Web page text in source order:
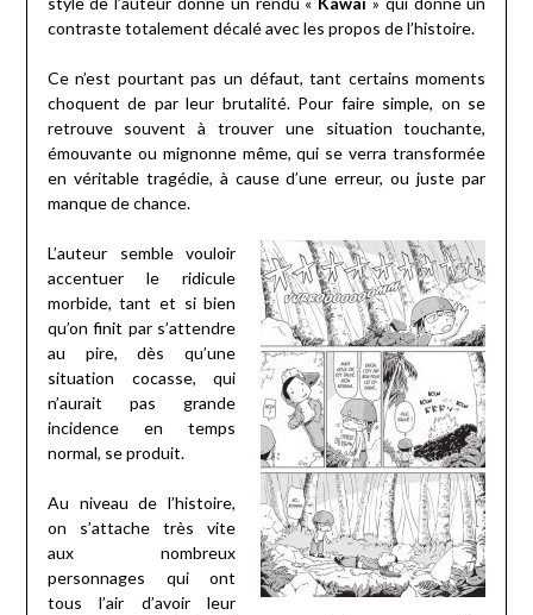
contraste totalement décalé avec les propos de l’histoire.
Ce n’est pourtant pas un défaut, tant certains moments
choquent de par leur brutalité. Pour faire simple, on se
retrouve souvent à trouver une situation touchante,
émouvante ou mignonne même, qui se verra transformée
en véritable tragédie, à cause d’une erreur, ou juste par
manque de chance.
L’auteur semble vouloir
accentuer le ridicule
morbide, tant et si bien
qu’on finit par s’attendre
au pire, dès qu’une
situation cocasse, qui
n’aurait pas grande
incidence en temps
normal, se produit.
Au niveau de l’histoire,
on s’attache très vite
aux nombreux
personnages qui ont
tous l’air d’avoir leur